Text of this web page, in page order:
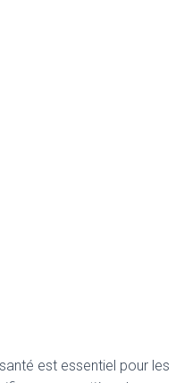
est essentiel pour les